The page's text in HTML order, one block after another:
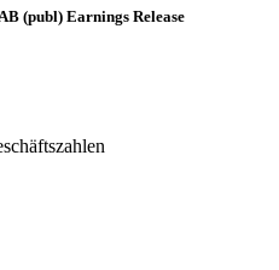
(publ) Earnings Release